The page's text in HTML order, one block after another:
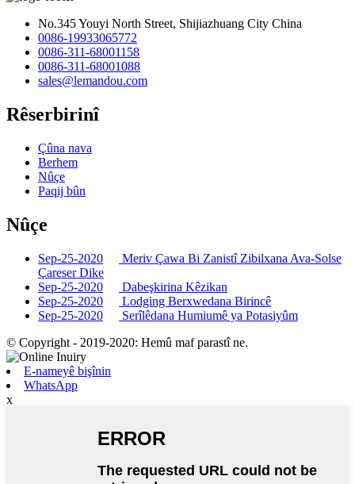
No.345 Youyi North Street, Shijiazhuang City China
0086-19933065772
0086-311-68001158
0086-311-68001088
sales@lemandou.com
Rêserbirinî
Çûna nava
Berhem
Nûçe
Paqij bûn
Nûçe
Sep-25-2020
Meriv Çawa Bi Zanistî Zibilxana Ava-Solse
Çareser Dike
Sep-25-2020
Dabeşkirina Kêzikan
Sep-25-2020
Lodging Berxwedana Birincê
Sep-25-2020
Serîlêdana Humiumê ya Potasiyûm
© Copyright - 2019-2020: Hemû maf parastî ne.
E-nameyê bişînin
WhatsApp
x